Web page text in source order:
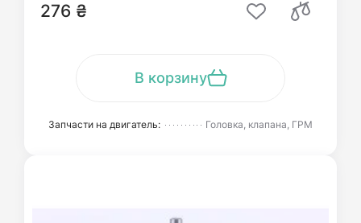
276 ₴
В корзину
Запчасти на двигатель: Головка, клапана, ГРМ